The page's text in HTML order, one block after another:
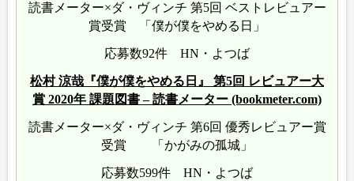
読書メーター×ダ・ヴィンチ 第5回 ベストレビュアー
賞受賞 「僕が僕をやめる日」
応募数92件 HN・よつば
松村 涼哉『僕が僕をやめる日』 第5回 レビュアー大
賞 2020年 課題図書 – 読書メーター (bookmeter.com)
読書メーター×ダ・ヴィンチ 第6回 優秀レビュアー賞
受賞 「かがみの孤城」
応募数599件 HN・よつば